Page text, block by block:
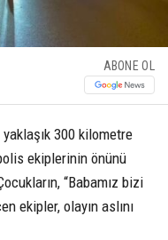
ABONE OL
yaklaşık 300 kilometre
ekiplerinin önünü
“Babamız bizi
ekipler, olayın aslını